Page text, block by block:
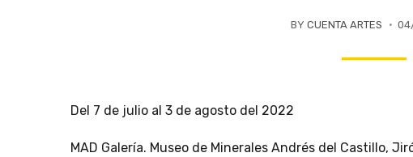
BY CUENTA ARTES
Del 7 de julio al 3 de agosto del 2022
MAD Galería. Museo de Minerales Andrés del Castillo,